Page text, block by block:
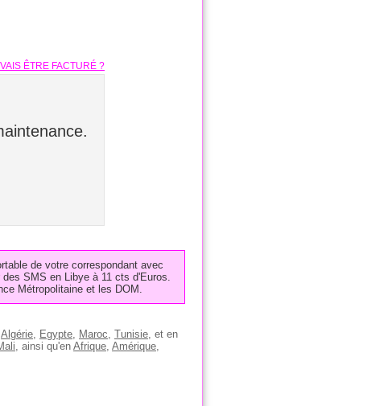
ÊTRE FACTURÉ ?
de votre correspondant avec
SMS en Libye à 11 cts d'Euros.
Métropolitaine et les DOM.
Algérie, Egypte, Maroc, Tunisie, et en
, ainsi qu'en Afrique, Amérique,